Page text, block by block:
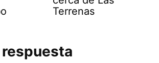
Terrenas